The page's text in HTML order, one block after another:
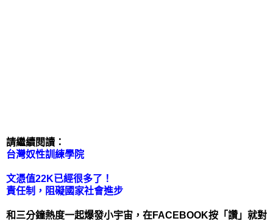
請繼續閱讀：
台灣奴性訓練學院
文憑值22K已經很多了！
責任制，阻礙國家社會進步
和三分鐘熱度一起爆發小宇宙，在FACEBOOK按「讚」 就對